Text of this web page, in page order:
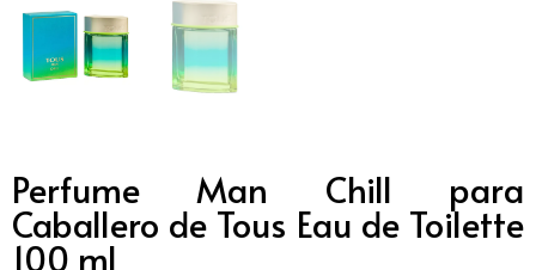
Perfume Man Chill para
Caballero de Tous Eau de Toilette
100 ml